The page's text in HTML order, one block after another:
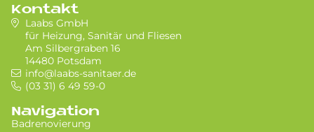
Kontakt
Laabs GmbH
für Heizung, Sanitär und Fliesen
Am Silbergraben 16
14480 Potsdam
info@laabs-sanitaer.de
(03 31) 6 49 59-0
Navigation
Badrenovierung